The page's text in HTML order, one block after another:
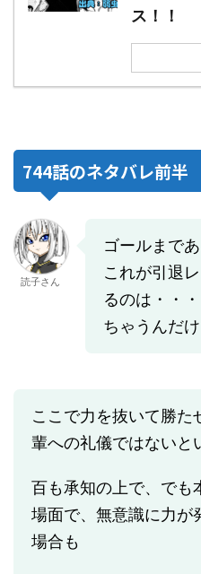
ス！！
744話のネタバレ前半
読子さん
ゴールまで
これが引退
るのは・・
ちゃうんだ
ここで力を抜いて勝た
輩への礼儀ではないと
百も承知の上で、でも
場面で、無意識に力が
場合も